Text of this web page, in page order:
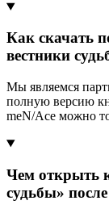
Как скачать
вестники
Мы являемся
полную версию
meN/Ace можно
Чем открыть
судьбы»